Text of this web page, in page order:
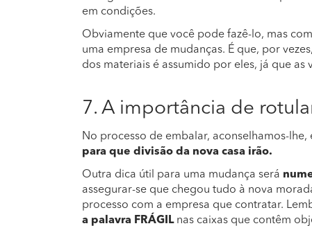
em condições.
Obviamente que você pode fazê-lo, mas
uma empresa de mudanças. É que, por
dos materiais é assumido por eles, já que
7. A importância de
No processo de embalar, aconselhamos-lhe,
para que divisão da nova casa irão.
Outra dica útil para uma mudança será
assegurar-se que chegou tudo à nova
processo com a empresa que contratar.
a palavra FRÁGILnas caixas que contêm